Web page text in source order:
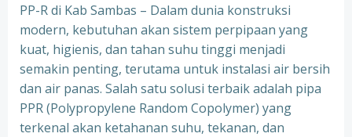
PP-R di Kab Sambas – Dalam dunia konstruksi
modern, kebutuhan akan sistem perpipaan yang
kuat, higienis, dan tahan suhu tinggi menjadi
semakin penting, terutama untuk instalasi air bersih
dan air panas. Salah satu solusi terbaik adalah pipa
PPR (Polypropylene Random Copolymer) yang
terkenal akan ketahanan suhu, tekanan, dan